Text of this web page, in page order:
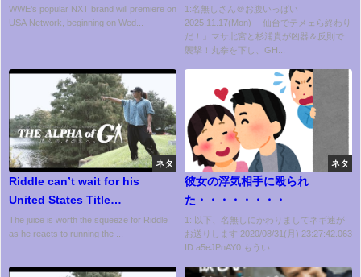
WWE’s popular NXT brand will premiere on
USA Network, beginning on Wed...
で襲撃！丸拳を下し、GHCタッ
グ挑戦権を黒き勝利で獲得！
WWE NXTハンク＆タンクとタイ
GHCタッグ選手権開催
1:名無しさん＠お腹いっぱい
2025.11.17(Mon) 「仙台でテメェら終わり
だ！」マサ北宮と杉浦貴が凶器＆反則で
襲撃！丸拳を下し、GH...
ネタ
Riddle can’t wait for his
United States Title
opportunity: WWE Network
Exclusive, Jan. 25, 2021
The juice is worth the squeeze for Riddle
as he reacts to running the ...
ネタ
彼女の浮気相手に殴られ
た・・・・・・・・
1: 以下、名無しにかわりましてネギ速が
お送りします 2020/08/31(月) 23:27:42.063
ID:a5eJPnAY0 もうい...